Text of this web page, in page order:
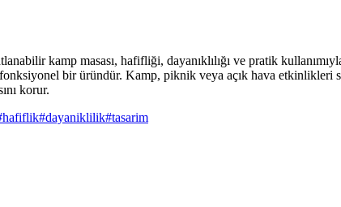
kamp masası, hafifliği, dayanıklılığı ve pratik
fonksiyonel bir üründür. Kamp, piknik veya açık hava
korur.
hafiflik#dayaniklilik#tasarim